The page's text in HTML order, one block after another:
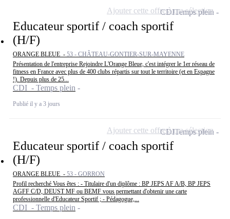
Educateur sportif / coach sportif
(H/F)
ORANGE BLEUE - 53 - CHÂTEAU-GONTIER-SUR-MAYENNE
Présentation de l'entreprise Rejoindre L'Orange Bleue, c'est intégrer le 1er réseau de
fitness en France avec plus de 400 clubs répartis sur tout le territoire (et en Espagne
!). Depuis plus de 25...
CDI - Temps plein
Publié il y a 3 jours
CDITemps plein
Ajouter cette offre à ma sélection
Educateur sportif / coach sportif
(H/F)
ORANGE BLEUE - 53 - GORRON
Profil recherché Vous êtes : - Titulaire d'un diplôme : BP JEPS AF A/B, BP JEPS
AGFF C/D, DEUST MF ou BEMF vous permettant d'obtenir une carte
professionnelle d'Educateur Sportif ; - Pédagogue,...
CDI - Temps plein
CDITemps plein
Ajouter cette offre à ma sélection